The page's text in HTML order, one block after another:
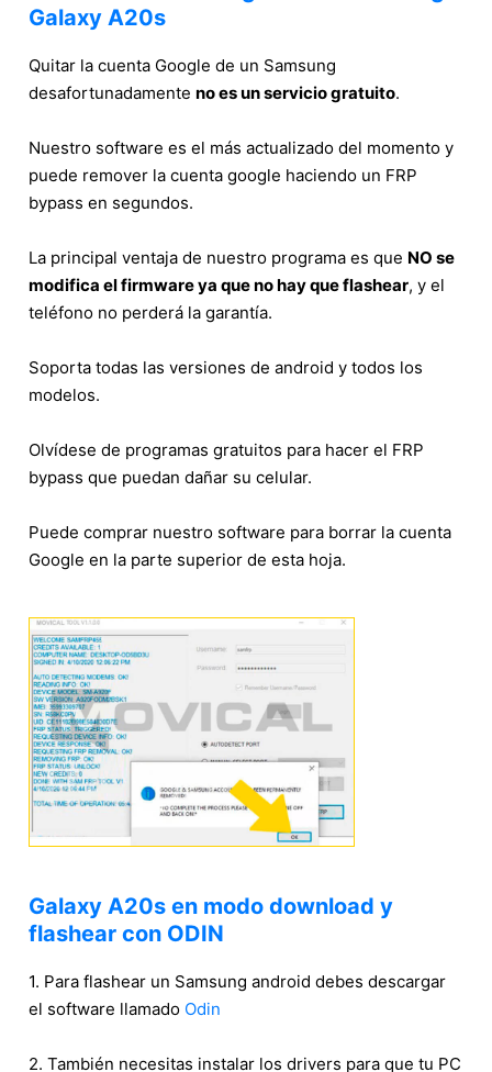
Galaxy A20s
Quitar la cuenta Google de un Samsung
desafortunadamente no es un servicio gratuito.
Nuestro software es el más actualizado del momento y
puede remover la cuenta google haciendo un FRP
bypass en segundos.
La principal ventaja de nuestro programa es que NO se
modifica el firmware ya que no hay que flashear, y el
teléfono no perderá la garantía.
Soporta todas las versiones de android y todos los
modelos.
Olvídese de programas gratuitos para hacer el FRP
bypass que puedan dañar su celular.
Puede comprar nuestro software para borrar la cuenta
Google en la parte superior de esta hoja.
Galaxy A20s en modo download y
flashear con ODIN
1. Para flashear un Samsung android debes descargar
el software llamado Odin
2. También necesitas instalar los drivers para que tu PC